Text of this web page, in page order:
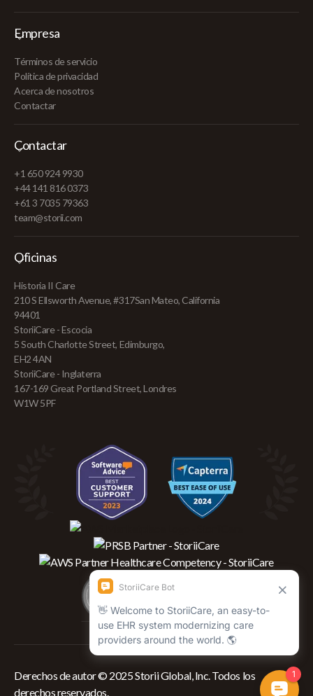
Empresa
Términos de servicio
Política de privacidad
Acerca de nosotros
Contactar
Contactar
+1 650 924 9930
+44 141 816 0373
+61 3 7035 79363
team@storii.com
Oficinas
Historia II Care
210 S Ellsworth Avenue, #317San Mateo, California
94401
StoriiCare - Escocia
5 South Charlotte Street, Edimburgo,
EH2 4AN
StoriiCare - Inglaterra
167-169 Great Portland Street, Londres
W1W 5PF
Derechos de autor © 2025 Storii Global, Inc. Todos los
derechos reservados.